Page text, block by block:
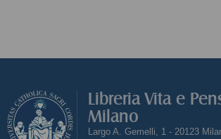
Libreria Vita e
Milano
Largo A. Gemelli, 1 - 20123